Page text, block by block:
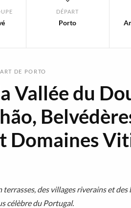
DÉPART
Porto
DE PORTO
Vallée du
Domaines
des villages riverains et des
célèbre du Portugal.